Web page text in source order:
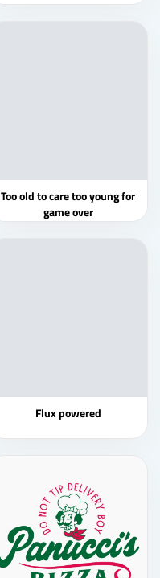
Too old to care too young for
game over
Flux powered